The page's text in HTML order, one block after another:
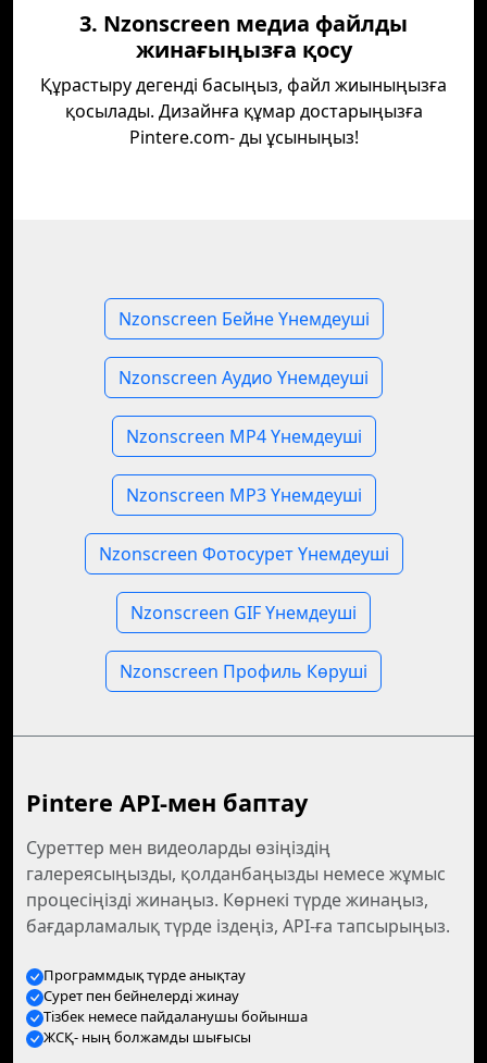
3. Nzonscreen медиа файлды
жинағыңызға қосу
Құрастыру дегенді басыңыз, файл жиыныңызға
қосылады. Дизайнға құмар достарыңызға
Pintere.com- ды ұсыныңыз!
Nzonscreen Бейне Үнемдеуші
Nzonscreen Аудио Үнемдеуші
Nzonscreen MP4 Үнемдеуші
Nzonscreen MP3 Үнемдеуші
Nzonscreen Фотосурет Үнемдеуші
Nzonscreen GIF Үнемдеуші
Nzonscreen Профиль Көруші
Pintere API-мен баптау
Суреттер мен видеоларды өзіңіздің
галереясыңызды, қолданбаңызды немесе жұмыс
процесіңізді жинаңыз. Көрнекі түрде жинаңыз,
бағдарламалық түрде іздеңіз, API-ға тапсырыңыз.
Программдық түрде анықтау
Сурет пен бейнелерді жинау
Тізбек немесе пайдаланушы бойынша
ЖСҚ- ның болжамды шығысы